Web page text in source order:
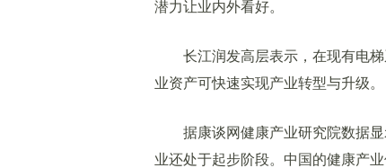
潜力让业内外看好。
长江润发高层表示，在现有电梯
业资产可快速实现产业转型与升级。
据康谈网健康产业研究院数据显
业还处于起步阶段。中国的健康产